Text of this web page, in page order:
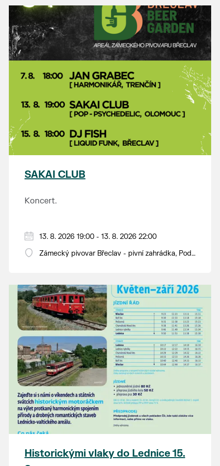
SAKAI CLUB
Koncert.
13. 8. 2026 19:00 - 13. 8. 2026 22:00
Zámecký pivovar Břeclav - pivní zahrádka, Pod
Historickými vlaky do Lednice 15.